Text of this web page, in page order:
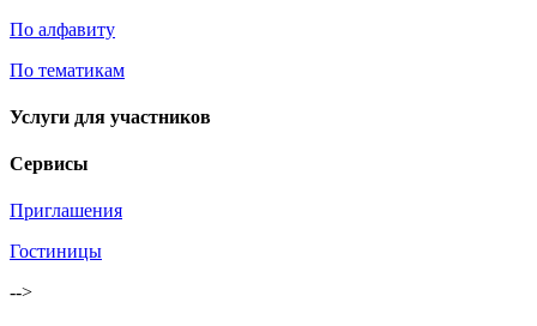
По алфавиту
По тематикам
Услуги для участников
Сервисы
Приглашения
Гостиницы
-->